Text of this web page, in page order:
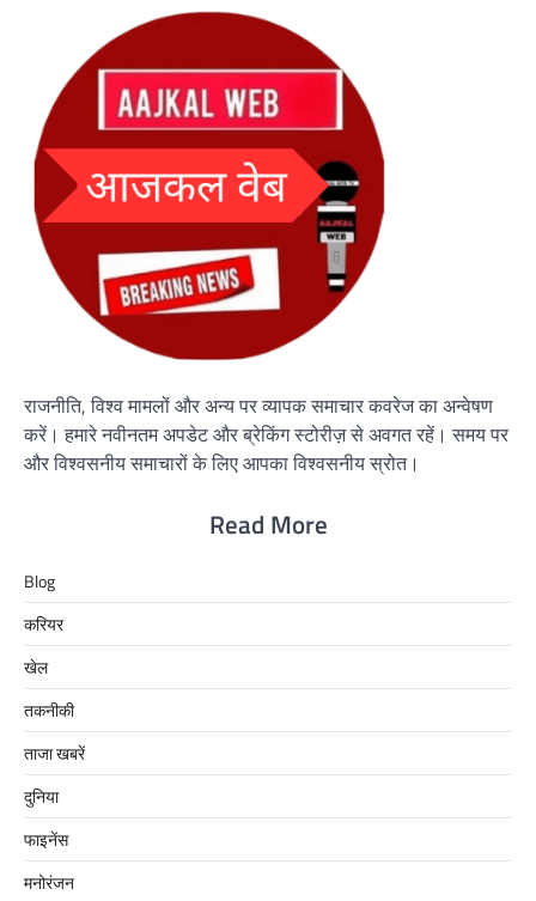
राजनीति, विश्व मामलों और अन्य पर व्यापक समाचार कवरेज का अन्वेषण
करें। हमारे नवीनतम अपडेट और ब्रेकिंग स्टोरीज़ से अवगत रहें। समय पर
और विश्वसनीय समाचारों के लिए आपका विश्वसनीय स्रोत।
Read More
Blog
करियर
खेल
तकनीकी
ताजा खबरें
दुनिया
फाइनेंस
मनोरंजन